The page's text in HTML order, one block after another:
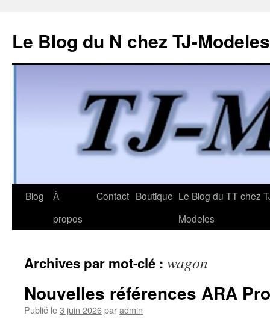
Le Blog du N chez TJ-Modeles
Aller
Blog
À
propos
Contact Boutique Le Blog du TT chez
Modeles
Archives par mot-clé : wagon
Nouvelles références ARA
Publié le3 juin 2026paradmin